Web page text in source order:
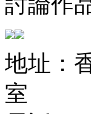
地址：
室